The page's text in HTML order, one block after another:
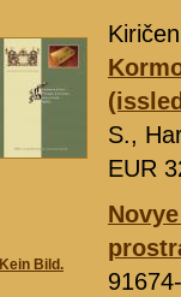
S.,
EUR
Kein Bild.